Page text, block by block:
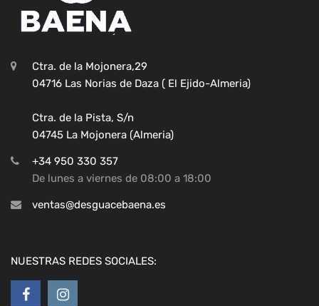
Ctra. de la Mojonera,29
04716 Las Norias de Daza ( El Ejido-Almeria)
Ctra. de la Pista, S/n
04745 La Mojonera (Almeria)
+34 950 330 357
De lunes a viernes de 08:00 a 18:00
ventas@desguacebaena.es
NUESTRAS REDES SOCIALES: